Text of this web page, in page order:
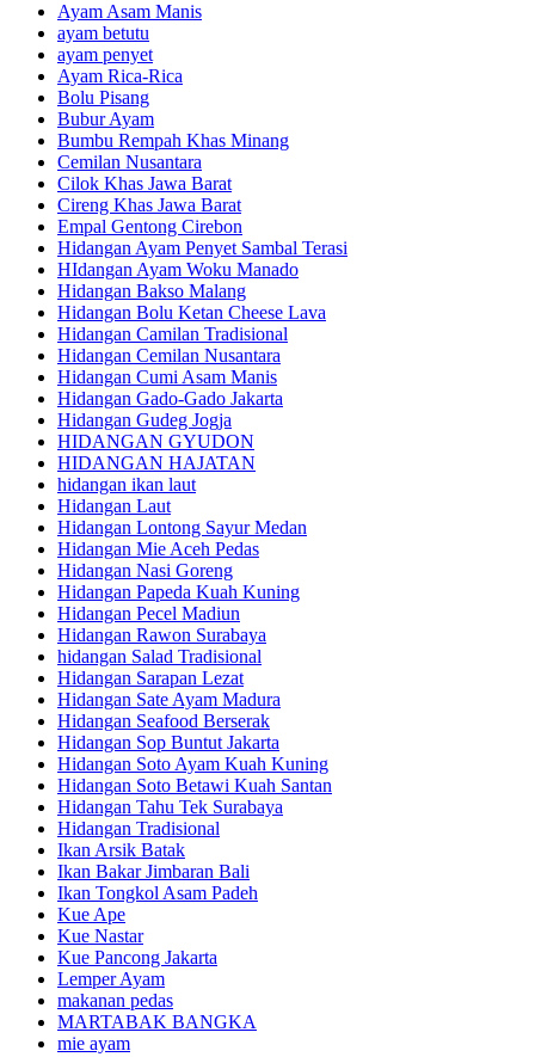
Ayam Asam Manis
ayam betutu
ayam penyet
Ayam Rica-Rica
Bolu Pisang
Bubur Ayam
Bumbu Rempah Khas Minang
Cemilan Nusantara
Cilok Khas Jawa Barat
Cireng Khas Jawa Barat
Empal Gentong Cirebon
Hidangan Ayam Penyet Sambal Terasi
HIdangan Ayam Woku Manado
Hidangan Bakso Malang
Hidangan Bolu Ketan Cheese Lava
Hidangan Camilan Tradisional
Hidangan Cemilan Nusantara
Hidangan Cumi Asam Manis
Hidangan Gado-Gado Jakarta
Hidangan Gudeg Jogja
HIDANGAN GYUDON
HIDANGAN HAJATAN
hidangan ikan laut
Hidangan Laut
Hidangan Lontong Sayur Medan
Hidangan Mie Aceh Pedas
Hidangan Nasi Goreng
Hidangan Papeda Kuah Kuning
Hidangan Pecel Madiun
Hidangan Rawon Surabaya
hidangan Salad Tradisional
Hidangan Sarapan Lezat
Hidangan Sate Ayam Madura
Hidangan Seafood Berserak
Hidangan Sop Buntut Jakarta
Hidangan Soto Ayam Kuah Kuning
Hidangan Soto Betawi Kuah Santan
Hidangan Tahu Tek Surabaya
Hidangan Tradisional
Ikan Arsik Batak
Ikan Bakar Jimbaran Bali
Ikan Tongkol Asam Padeh
Kue Ape
Kue Nastar
Kue Pancong Jakarta
Lemper Ayam
makanan pedas
MARTABAK BANGKA
mie ayam